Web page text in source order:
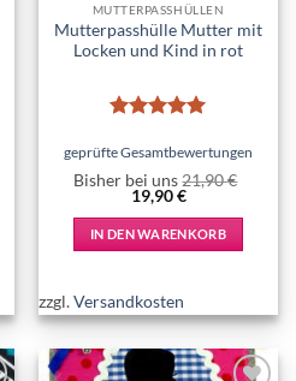
gewählt
werden
MUTTERPASSHÜLLEN
Mutterpasshülle Mutter mit
Locken und Kind in rot
mit5von
geprüfte Gesamtbewertungen
Bisher bei uns 21,90€
Ursprünglicher
Preis
war:
21,90 €
19,90€Aktueller
ist:
19,90 €.
IN DEN WARENKORB
zzgl.Versandkosten